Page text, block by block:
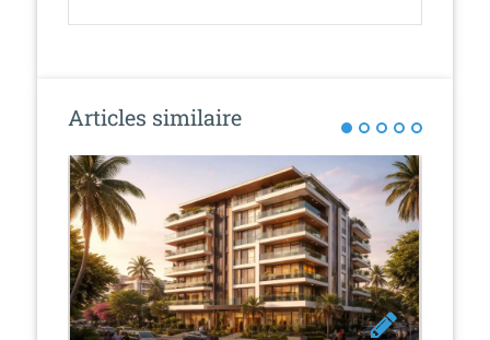
i
t
o
n
Articles similaire